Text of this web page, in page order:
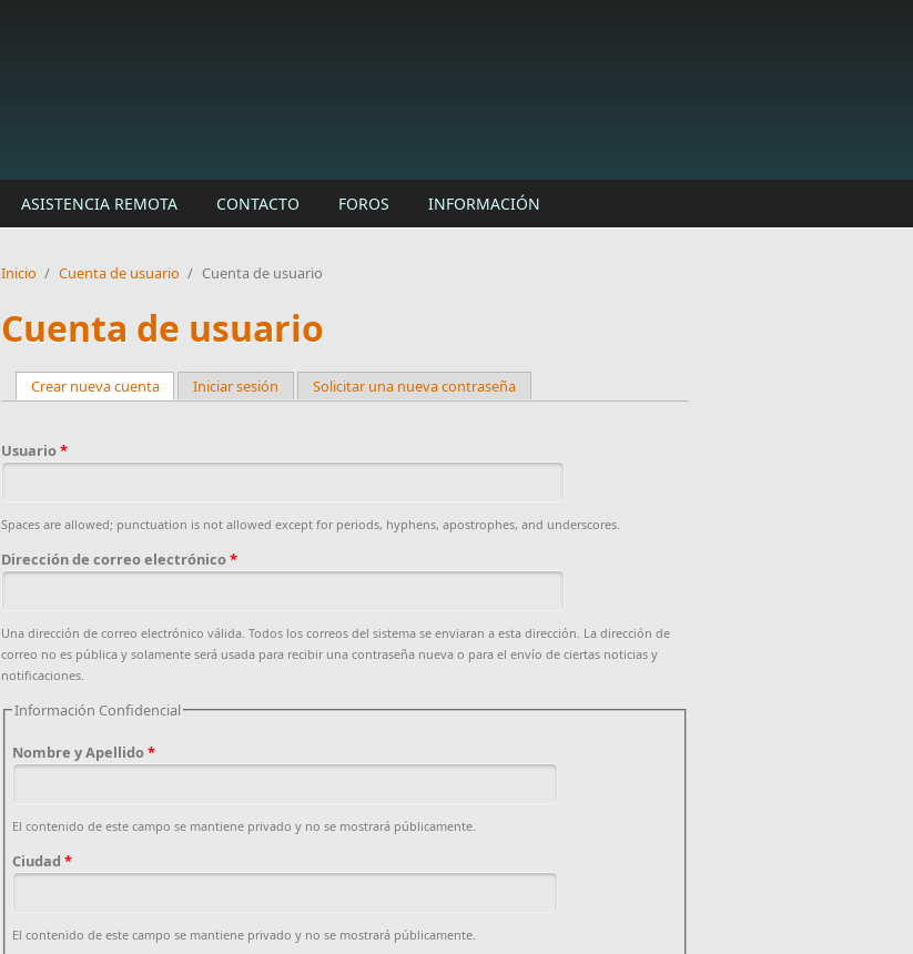
ASISTENCIA REMOTA CONTACTO FOROS INFORMACIÓN
Inicio / Cuenta de usuario / Cuenta de usuario
Cuenta de usuario
Crear nueva cuenta(active tab)
Iniciar sesión Solicitar una nueva contraseña
Usuario*
Spaces are allowed; punctuation is not allowed except for periods, hyphens, apostrophes, and underscores.
Dirección de correo electrónico*
Una dirección de correo electrónico válida. Todos los correos del sistema se enviaran a esta dirección. La dirección de
correo no es pública y solamente será usada para recibir una contraseña nueva o para el envío de ciertas noticias y
notificaciones.
Información Confidencial
Nombre y Apellido*
El contenido de este campo se mantiene privado y no se mostrará públicamente.
Ciudad*
El contenido de este campo se mantiene privado y no se mostrará públicamente.